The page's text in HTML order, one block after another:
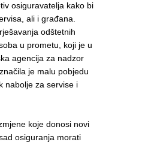
osiguravatelja kako bi
ali i građana.
odštetnih
u prometu, koji je u
agencija za nadzor
je malu pobjedu
nabolje za servise i
koje donosi novi
osiguranja morati